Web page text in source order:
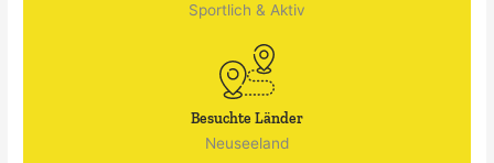
Sportlich & Aktiv
Besuchte Länder
Neuseeland